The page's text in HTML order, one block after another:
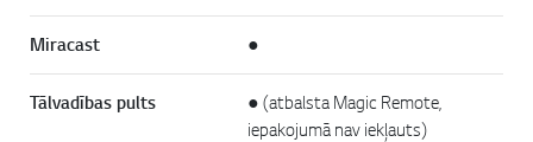
Miracast ●
Tālvadības pults
● (atbalsta Magic Remote,
iepakojumā nav iekļauts)